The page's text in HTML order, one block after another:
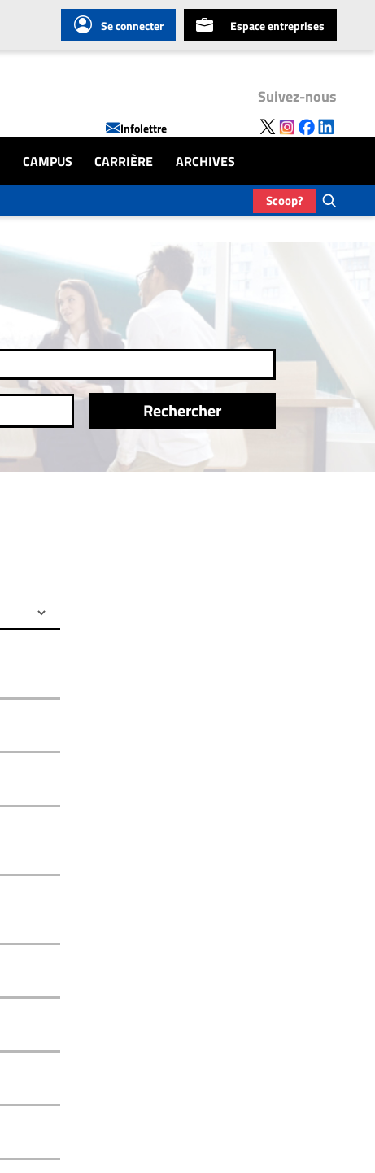
Se connecter Espace entreprises
Infolettre
Suivez-nous
CAMPUS CARRIÈRE ARCHIVES
Scoop?
Rechercher